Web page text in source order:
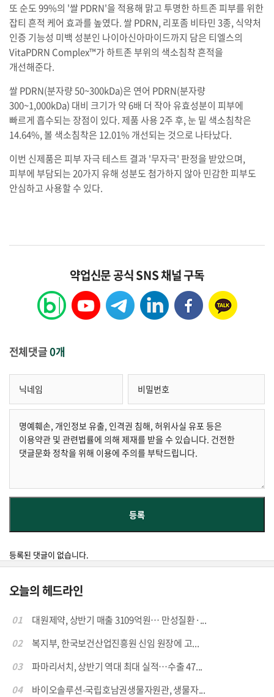
또 순도 99%의 '쌀 PDRN'을 적용해 맑고 투명한 하트존 피부를 위한
잡티 흔적 케어 효과를 높였다. 쌀 PDRN, 리포좀 비타민 3종, 식약처
인증 기능성 미백 성분인 나이아신아마이드까지 담은 티엘스의
VitaPDRN Complex™가 하트존 부위의 색소침착 흔적을
개선해준다.
쌀 PDRN(분자량 50~300kDa)은 연어 PDRN(분자량
300~1,000kDa) 대비 크기가 약 6배 더 작아 유효성분이 피부에
빠르게 흡수되는 장점이 있다. 제품 사용 2주 후, 눈 밑 색소침착은
14.64%, 볼 색소침착은 12.01% 개선되는 것으로 나타났다.
이번 신제품은 피부 자극 테스트 결과 '무자극' 판정을 받았으며,
피부에 부담되는 20가지 유해 성분도 첨가하지 않아 민감한 피부도
안심하고 사용할 수 있다.
약업신문 공식 SNS 채널 구독
전체댓글0개
등록된 댓글이 없습니다.
오늘의 헤드라인
01
대원제약, 상반기 매출 3109억원… 만성질환·...
02
복지부, 한국보건산업진흥원 신임 원장에 고...
03
파마리서치, 상반기 역대 최대 실적…수출 47...
04
바이오솔루션-국립호남권생물자원관, 생물자...